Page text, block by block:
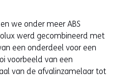
t
e
w
e
s
we onder meer ABS
werd gecombineerd met
een onderdeel voor een
voorbeeld van een
van de afvalinzamelaar tot